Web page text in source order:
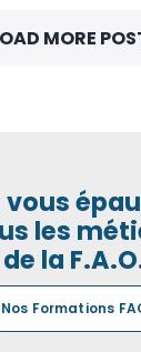
MORE
les
de la
Nos Formations